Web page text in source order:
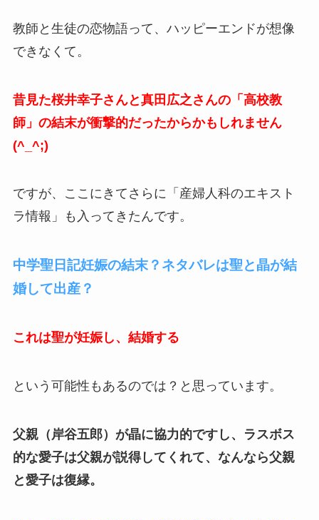
教師と生徒の恋物語って、ハッピーエンドが想像
できなくて。
昔見た桜井幸子さんと真田広之さんの「高校教
師」の結末が衝撃的だったからかもしれません
(^_^;)
ですが、ここにきてさらに「産婦人科のエキスト
ラ情報」も入ってきたんです。
中学聖日記妊娠の結末？ネタバレは聖と晶が結
婚して出産？
これは聖が妊娠し、結婚する
という可能性もあるのでは？と思っています。
父親（岸谷五郎）が晶に協力的ですし、ラスボス
的な愛子は父親が説得してくれて、なんなら父親
と愛子は復縁。